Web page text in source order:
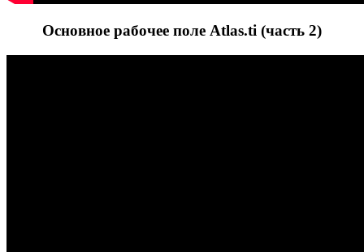
Основное рабочее поле Atlas.ti (часть 2)